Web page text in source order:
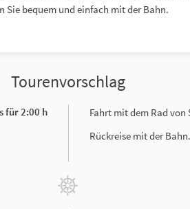
Sie bequem und einfach mit der Bahn.
Tourenvorschlag
für 2:00 h
Fahrt mit dem Rad
Rückreise mit der Bahn.